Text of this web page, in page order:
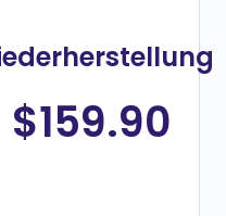
$159.90